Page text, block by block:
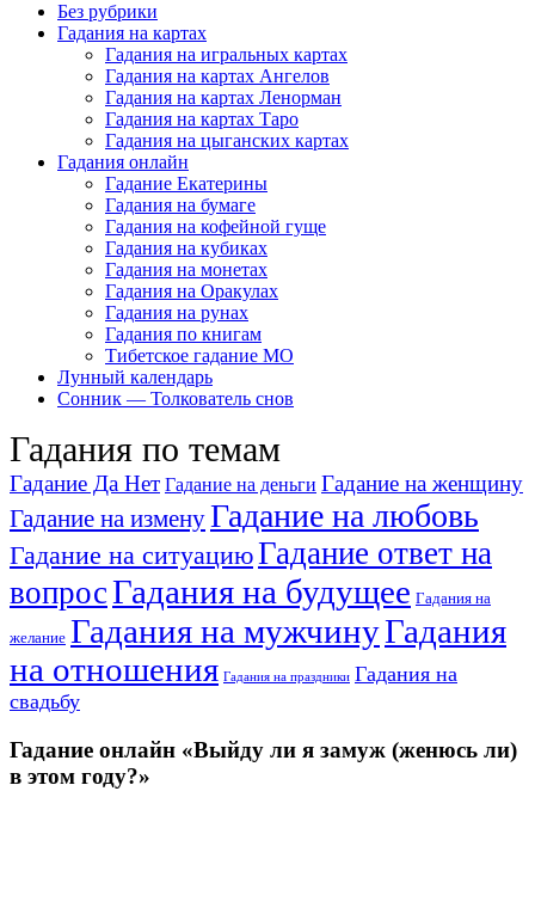
Без рубрики
Гадания на картах
Гадания на игральных картах
Гадания на картах Ангелов
Гадания на картах Ленорман
Гадания на картах Таро
Гадания на цыганских картах
Гадания онлайн
Гадание Екатерины
Гадания на бумаге
Гадания на кофейной гуще
Гадания на кубиках
Гадания на монетах
Гадания на Оракулах
Гадания на рунах
Гадания по книгам
Тибетское гадание МО
Лунный календарь
Сонник — Толкователь снов
Гадания по темам
Гадание Да Нет Гадание на деньги Гадание на женщину
Гадание на изменуГадание на любовь
Гадание на ситуациюГадание ответ на
вопросГадания на будущее Гадания на
желание Гадания на мужчинуГадания
на отношения Гадания на праздники Гадания на
свадьбу
Гадание онлайн «Выйду ли я замуж (женюсь ли)
в этом году?»